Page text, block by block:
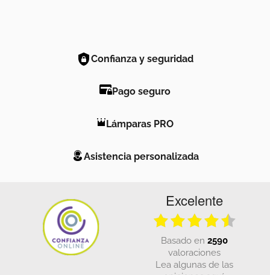
Confianza y seguridad
Pago seguro
Lámparas PRO
Asistencia personalizada
Excelente
basado en 2590
valoraciones
Lea algunas de las